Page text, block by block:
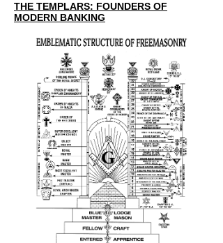
THE TEMPLARS: FOUNDERS OF
MODERN BANKING